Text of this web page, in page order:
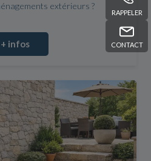
RAPPELER
CONTACT
extérieurs ?
+ infos